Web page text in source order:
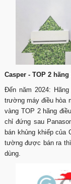
Casper - TOP 2
Đến năm 2024: Hãng
trường máy điều hòa
vàng TOP 2 hãng
chỉ đứng sau
bán khủng khiếp
tường được bán ra
dùng.